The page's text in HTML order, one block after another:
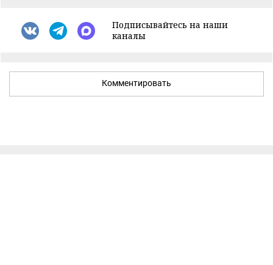
Подписывайтесь на наши
каналы
Комментировать